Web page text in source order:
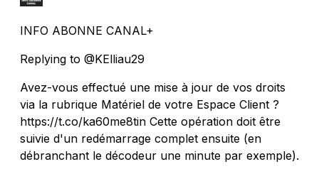
INFO ABONNE CANAL+
Replying to @KElliau29
Avez-vous effectué une mise à jour de vos droits
via la rubrique Matériel de votre Espace Client ?
https://t.co/ka60me8tin Cette opération doit être
suivie d'un redémarrage complet ensuite (en
débranchant le décodeur une minute par exemple).